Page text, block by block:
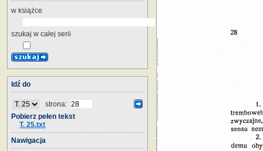
w książce
szukaj w całej serii
Idź do
strona:
Pobierz pełen tekst
T. 25.txt
Nawigacja